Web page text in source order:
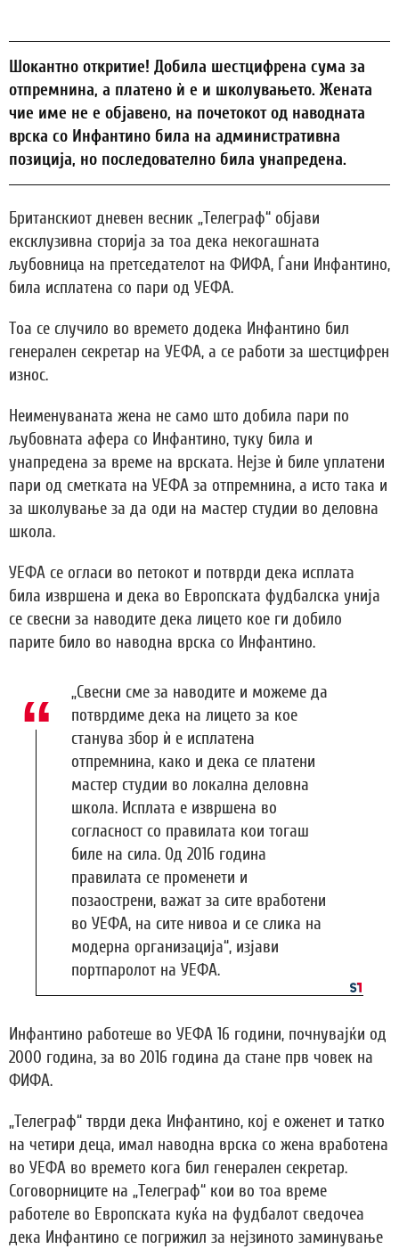
Шокантно откритие! Добила шестцифрена сума за
отпремнина, а платено ѝ е и школувањето. Жената
чие име не е објавено, на почетокот од наводната
врска со Инфантино била на административна
позиција, но последователно била унапредена.
Британскиот дневен весник „Телеграф“ објави
ексклузивна сторија за тоа дека некогашната
љубовница на претседателот на ФИФА, Ѓани Инфантино,
била исплатена со пари од УЕФА.
Тоа се случило во времето додека Инфантино бил
генерален секретар на УЕФА, а се работи за шестцифрен
износ.
Неименуваната жена не само што добила пари по
љубовната афера со Инфантино, туку била и
унапредена за време на врската. Нејзе ѝ биле уплатени
пари од сметката на УЕФА за отпремнина, а исто така и
за школување за да оди на мастер студии во деловна
школа.
УЕФА се огласи во петокот и потврди дека исплата
била извршена и дека во Европската фудбалска унија
се свесни за наводите дека лицето кое ги добило
парите било во наводна врска со Инфантино.
„Свесни сме за наводите и можеме да
потврдиме дека на лицето за кое
станува збор ѝ е исплатена
отпремнина, како и дека се платени
мастер студии во локална деловна
школа. Исплата е извршена во
согласност со правилата кои тогаш
биле на сила. Од 2016 година
правилата се променети и
позаострени, важат за сите вработени
во УЕФА, на сите нивоа и се слика на
модерна организација“, изјави
портпаролот на УЕФА.
Инфантино работеше во УЕФА 16 години, почнувајќи од
2000 година, за во 2016 година да стане прв човек на
ФИФА.
„Телеграф“ тврди дека Инфантино, кој е оженет и татко
на четири деца, имал наводна врска со жена вработена
во УЕФА во времето кога бил генерален секретар.
Соговорниците на „Телеграф“ кои во тоа време
работеле во Европската куќа на фудбалот сведочеа
дека Инфантино се погрижил за нејзиното заминување